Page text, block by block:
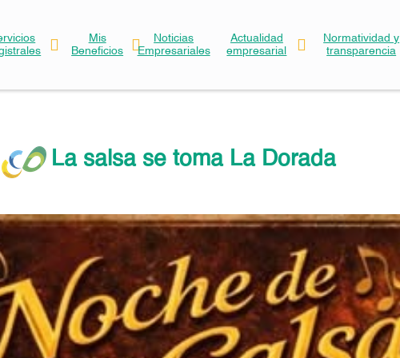
Mis
Beneficios
Noticias
Empresariales
Actualidad
empresarial
Normatividad y
transparencia
La salsa se toma La Dorada